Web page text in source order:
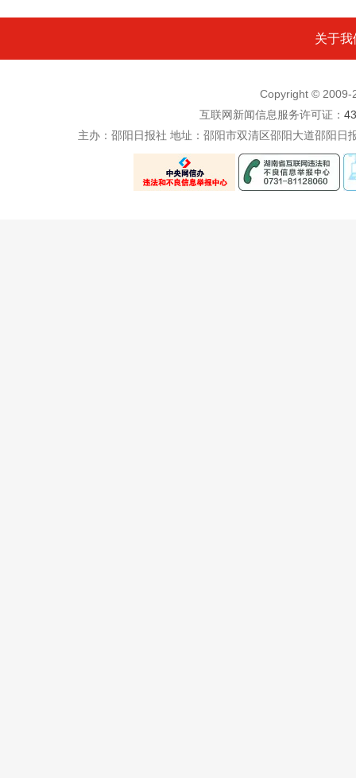
关于我
Copyright © 2009-
互联网新闻信息服务许可证：
主办：邵阳日报社 地址：邵阳市双清区邵阳大道邵阳